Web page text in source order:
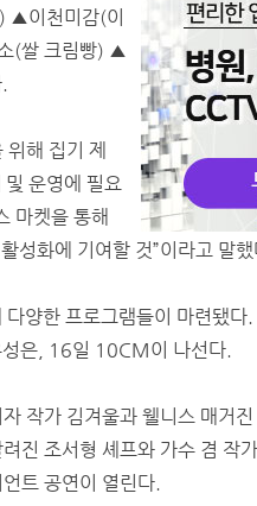
▲이천미감(이
(쌀 크림빵) ▲
해 집기 제
운영에 필요
마켓을 통해
성화에 기여할 것”이라고 말
양한 프로그램들이 마련됐
은, 16일 10CM이 나선다.
작가 김겨울과 웰니스 매거진
진 조서형 셰프와 가수 겸 작
언트 공연이 열린다.